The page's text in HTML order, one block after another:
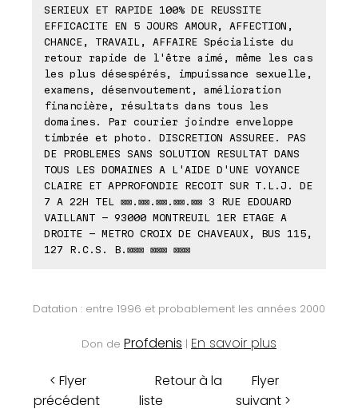
SERIEUX ET RAPIDE 100% DE REUSSITE
EFFICACITE EN 5 JOURS AMOUR, AFFECTION,
CHANCE, TRAVAIL, AFFAIRE Spécialiste du
retour rapide de l'être aimé, même les cas
les plus désespérés, impuissance sexuelle,
examens, désenvoutement, amélioration
financière, résultats dans tous les
domaines. Par courier joindre enveloppe
timbrée et photo. DISCRETION ASSUREE. PAS
DE PROBLEMES SANS SOLUTION RESULTAT DANS
TOUS LES DOMAINES A L'AIDE D'UNE VOYANCE
CLAIRE ET APPROFONDIE RECOIT SUR T.L.J. DE
7 A 22H TEL ⊠⊠.⊠⊠.⊠⊠.⊠⊠.⊠⊠ 3 RUE EDOUARD
VAILLANT - 93000 MONTREUIL 1ER ETAGE A
DROITE - METRO CROIX DE CHAVEAUX, BUS 115,
127 R.C.S. B.⊠⊠⊠ ⊠⊠⊠ ⊠⊠⊠
Datation : entre 1996 et probablement les années 2000
Don de Profdenis | En savoir plus
< Flyer
précédent
Retour à la
liste
Flyer
suivant >